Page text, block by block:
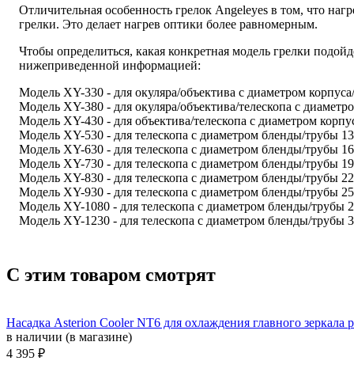
Отличительная особенность грелок Angeleyes в том, что
грелки. Это делает нагрев оптики более равномерным.
Чтобы определиться, какая конкретная модель грелки
нижеприведенной информацией:
Модель XY-330 - для окуляра/объектива с диаметром
Модель XY-380 - для окуляра/объектива/телескопа с
Модель XY-430 - для объектива/телескопа с диаметром
Модель XY-530 - для телескопа с диаметром бленды/трубы
Модель XY-630 - для телескопа с диаметром бленды/трубы
Модель XY-730 - для телескопа с диаметром бленды/трубы
Модель XY-830 - для телескопа с диаметром бленды/трубы
Модель XY-930 - для телескопа с диаметром бленды/трубы
Модель XY-1080 - для телескопа с диаметром бленды/трубы
Модель XY-1230 - для телескопа с диаметром бленды/трубы
С этим товаром смотрят
Насадка Asterion Cooler NT6 для охлаждения главного зеркала
в наличии (в магазине)
4 395 ₽